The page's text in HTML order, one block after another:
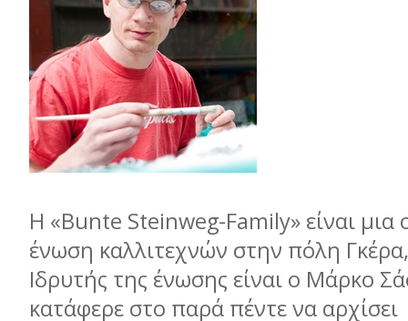
Η «Bunte Steinweg-Family» είναι µια
ένωση καλλιτεχνών στην πόλη
Ιδρυτής της ένωσης είναι ο Μάρκο
κατάφερε στο παρά πέντε να